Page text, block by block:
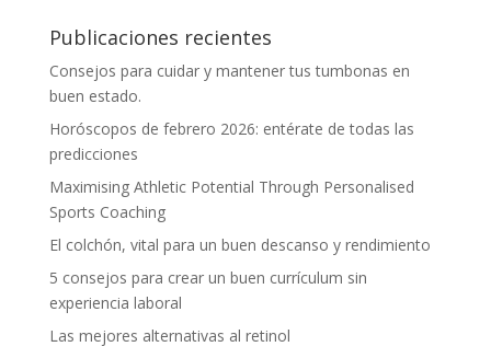
Publicaciones recientes
Consejos para cuidar y mantener tus tumbonas en
buen estado.
Horóscopos de febrero 2026: entérate de todas las
predicciones
Maximising Athletic Potential Through Personalised
Sports Coaching
El colchón, vital para un buen descanso y rendimiento
5 consejos para crear un buen currículum sin
experiencia laboral
Las mejores alternativas al retinol